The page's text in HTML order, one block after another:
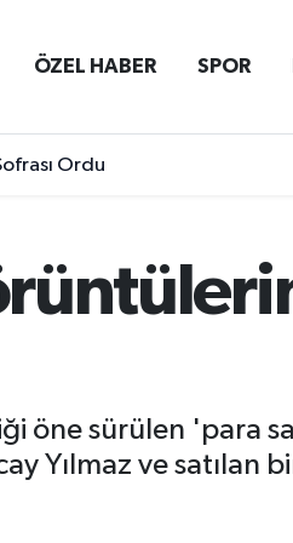
ÖZEL HABER SPOR
Ordu
öne sürülen
Yılmaz ve satılan